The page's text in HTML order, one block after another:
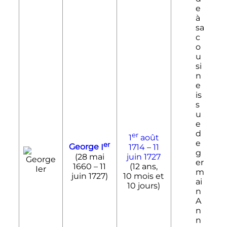
George Ier
(28 mai
1660 –11
juin 1727)
1eraoût
1714– 11
juin 1727
(12 ans,
10 mois et
10 jours)
e
à
sa
c
o
u
si
n
e
is
s
u
e
d
e
g
er
m
ai
n
A
n
n